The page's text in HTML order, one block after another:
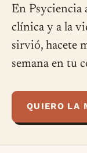
En Psyciencia
clínica y a la
sirvió, hacete
semana en tu
QUIERO LA